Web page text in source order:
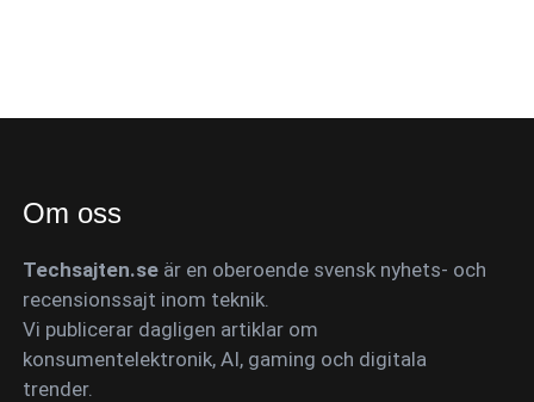
Om oss
Techsajten.se är en oberoende svensk nyhets- och
recensionssajt inom teknik.
Vi publicerar dagligen artiklar om
konsumentelektronik, AI, gaming och digitala
trender.